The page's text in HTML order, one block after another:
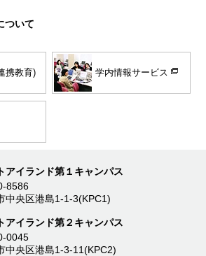
ついて
携教育) 学内情報サービス
アイランド第１キャンパス
8586
中央区港島1-1-3(KPC1)
アイランド第２キャンパス
0045
中央区港島1-3-11(KPC2)